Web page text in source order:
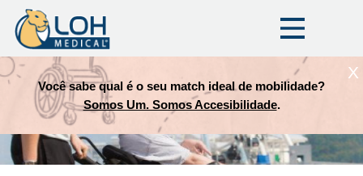
Você sabe qual é o seu match ideal de mobilidade?
Somos Um. Somos Accesibilidade.
X